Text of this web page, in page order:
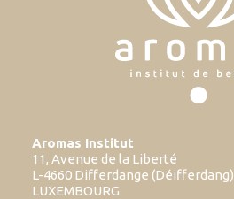
Aromas Institut
11, Avenue de la Liberté
L-4660 Differdange (Déifferdang)
LUXEMBOURG